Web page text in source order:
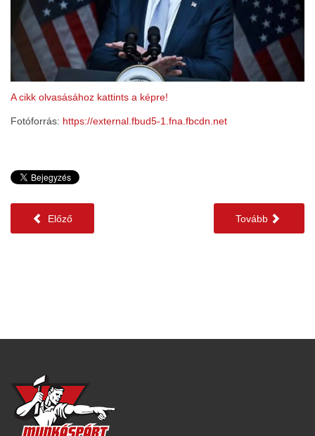
A cikk olvasásához kattints a képre!
Fotóforrás: https://external.fbud5-1.fna.fbcdn.net
Előző Tovább